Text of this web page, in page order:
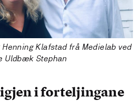
Klafstad frå Medielab ved
Uldbæk Stephan
i forteljingane